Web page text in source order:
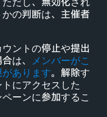
の判断は、主催者
ントの停止や提出
は、 メンバーがこ
あります。解除す
にアクセスした
ーンに参加するこ